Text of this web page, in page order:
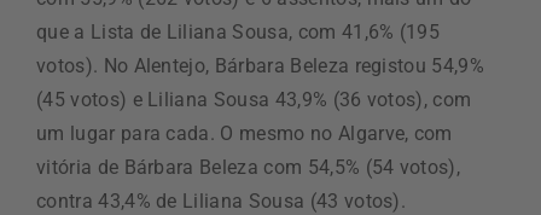
que a Lista de Liliana Sousa, com 41,6% (195
votos). No Alentejo, Bárbara Beleza registou 54,9%
(45 votos) e Liliana Sousa 43,9% (36 votos), com
um lugar para cada. O mesmo no Algarve, com
vitória de Bárbara Beleza com 54,5% (54 votos),
contra 43,4% de Liliana Sousa (43 votos).